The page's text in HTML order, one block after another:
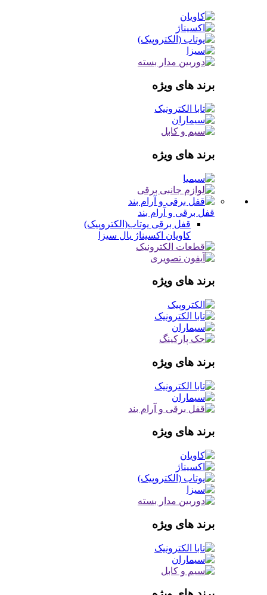
برند های ویژه
برند های ویژه
قفل برقی و آرام بند
قفل برقی یوتاب(الکتروپیک)
کاویان اکسیناژ یال سیزا
برند های ویژه
برند های ویژه
برند های ویژه
برند های ویژه